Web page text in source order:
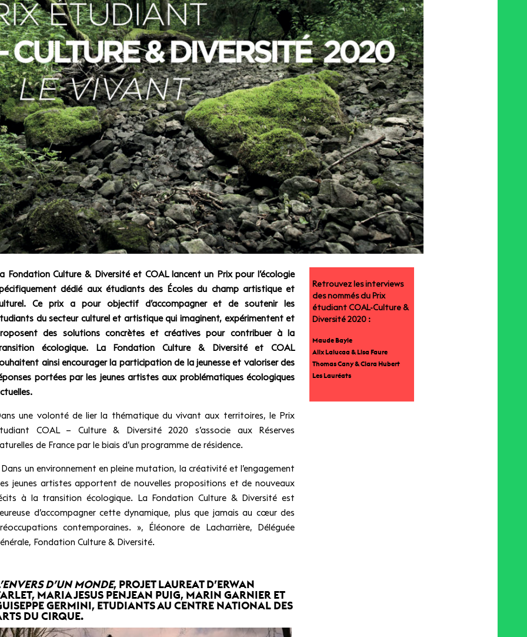
Fondation Culture & Diversité et COAL lancent un Prix pour l’écologie
dédié aux étudiants des Écoles du champ artistique et
Ce prix a pour objectif d’accompagner et de soutenir les
du secteur culturel et artistique qui imaginent, expérimentent et
des solutions concrètes et créatives pour contribuer à la
écologique. La Fondation Culture & Diversité et COAL
ainsi encourager la participation de la jeunesse et valoriser des
portées par les jeunes artistes aux problématiques écologiques
une volonté de lier la thématique du vivant aux territoires, le Prix
COAL – Culture & Diversité 2020 s’associe aux Réserves
de France par le biais d’un programme de résidence.
Dans un environnement en pleine mutation, la créativité et l’engagement
jeunes artistes apportent de nouvelles propositions et de nouveaux
à la transition écologique. La Fondation Culture & Diversité est
d’accompagner cette dynamique, plus que jamais au cœur des
contemporaines. », Éléonore de Lacharrière, Déléguée
Fondation Culture & Diversité.
D’UN MONDE, PROJET LAUREAT D’ERWAN
MARIA JESUS PENJEAN PUIG, MARIN GARNIER ET
GERMINI, ETUDIANTS AU CENTRE NATIONAL DES
DU CIRQUE.
Retrouvez les interviews
desnommés du Prix
étudiant COAL-Culture &
Diversité 2020 :
Maude Bayle
Alix Lalucaa & Lisa Faure
Thomas Cany & Clara Hubert
Les Lauréats